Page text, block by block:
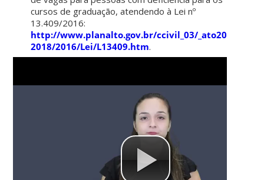
cursos de graduação, atendendo à Lei nº
13.409/2016:
http://www.planalto.gov.br/ccivil_03/_ato2015-
2018/2016/Lei/L13409.htm.